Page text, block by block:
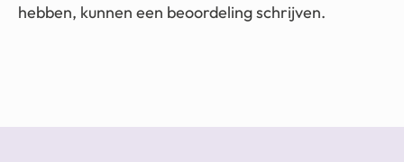
hebben, kunnen een beoordeling schrijven.